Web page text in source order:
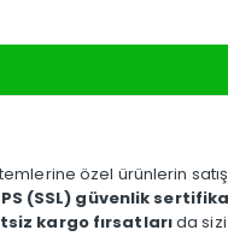
özel ürünlerin
(SSL) güvenlik
kargo fırsatlarıda